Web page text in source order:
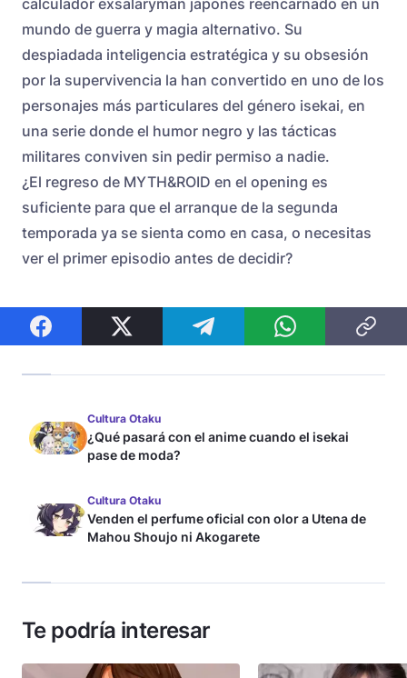
mundo de guerra y magia alternativo. Su
despiadada inteligencia estratégica y su obsesión
por la supervivencia la han convertido en uno de los
personajes más particulares del género isekai, en
una serie donde el humor negro y las tácticas
militares conviven sin pedir permiso a nadie.
¿El regreso de MYTH&ROID en el opening es
suficiente para que el arranque de la segunda
temporada ya se sienta como en casa, o necesitas
ver el primer episodio antes de decidir?
Cultura Otaku
¿Qué pasará con el anime cuando el isekai
pase de moda?
Cultura Otaku
Venden el perfume oficial con olor a Utena de
Mahou Shoujo ni Akogarete
Te podría interesar